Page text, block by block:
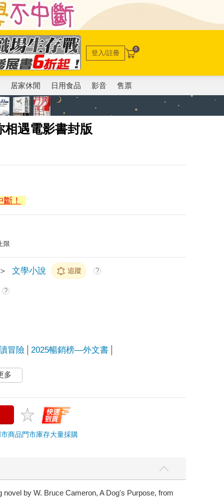
登入/註冊 0
居家休閒 日用食品 影音 售票
遇電影書封版
！
限
文學小說 追蹤 ?
?
冒險 2025暢銷榜—外文書
多
商品門市庫存大量採購
by W. Bruce Cameron, A Dog's Purpose, from